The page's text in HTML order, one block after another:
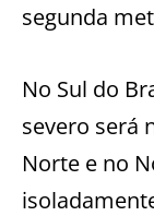
segunda
No Sul do
severo será
Norte e no